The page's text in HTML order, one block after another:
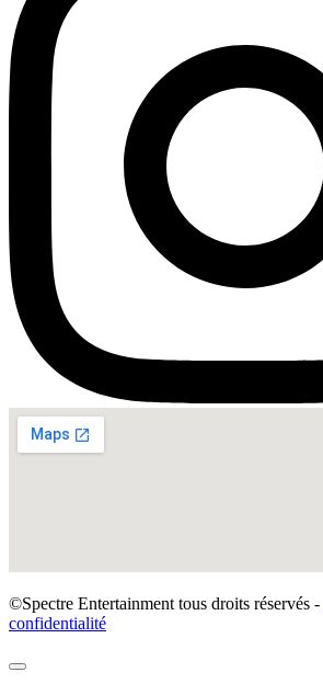
©Spectre Entertainment tous droits réservés -
confidentialité